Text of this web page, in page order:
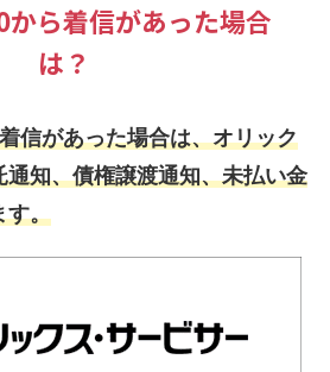
ら着信があった場合
は？
があった場合は、オリック
知、債権譲渡通知、未払い金
す。